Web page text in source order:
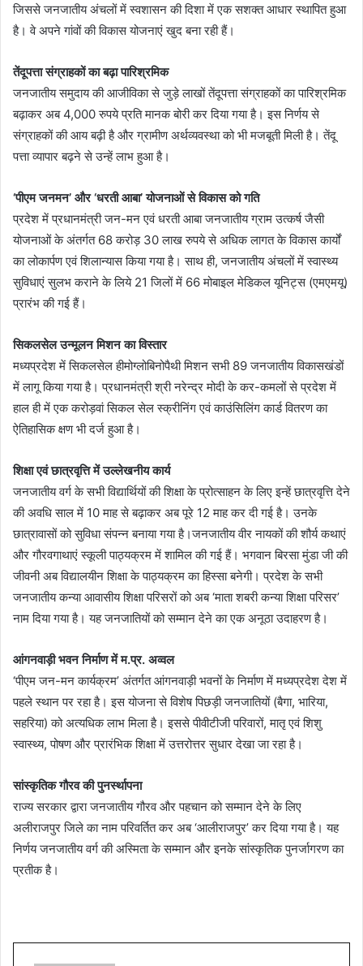
जिससे जनजातीय अंचलों में स्वशासन की दिशा में एक सशक्त आधार स्थापित हुआ
है। वे अपने गांवों की विकास योजनाएं खुद बना रही हैं।
तेंदूपत्ता संग्राहकों का बढ़ा पारिश्रमिक
जनजातीय समुदाय की आजीविका से जुड़े लाखों तेंदूपत्ता संग्राहकों का पारिश्रमिक
बढ़ाकर अब 4,000 रुपये प्रति मानक बोरी कर दिया गया है। इस निर्णय से
संग्राहकों की आय बढ़ी है और ग्रामीण अर्थव्यवस्था को भी मजबूती मिली है। तेंदू
पत्ता व्यापार बढ़ने से उन्हें लाभ हुआ है।
‘पीएम जनमन’ और ‘धरती आबा’ योजनाओं से विकास को गति
प्रदेश में प्रधानमंत्री जन-मन एवं धरती आबा जनजातीय ग्राम उत्कर्ष जैसी
योजनाओं के अंतर्गत 68 करोड़ 30 लाख रुपये से अधिक लागत के विकास कार्यों
का लोकार्पण एवं शिलान्यास किया गया है। साथ ही, जनजातीय अंचलों में स्वास्थ्य
सुविधाएं सुलभ कराने के लिये 21 जिलों में 66 मोबाइल मेडिकल यूनिट्स (एमएमयू)
प्रारंभ की गई हैं।
सिकलसेल उन्मूलन मिशन का विस्तार
मध्यप्रदेश में सिकलसेल हीमोग्लोबिनोपैथी मिशन सभी 89 जनजातीय विकासखंडों
में लागू किया गया है। प्रधानमंत्री श्री नरेन्द्र मोदी के कर-कमलों से प्रदेश में
हाल ही में एक करोड़वां सिकल सेल स्क्रीनिंग एवं काउंसिलिंग कार्ड वितरण का
ऐतिहासिक क्षण भी दर्ज हुआ है।
शिक्षा एवं छात्रवृत्ति में उल्लेखनीय कार्य
जनजातीय वर्ग के सभी विद्यार्थियों की शिक्षा के प्रोत्साहन के लिए इन्हें छात्रवृत्ति देने
की अवधि साल में 10 माह से बढ़ाकर अब पूरे 12 माह कर दी गई है। उनके
छात्रावासों को सुविधा संपन्न बनाया गया है।जनजातीय वीर नायकों की शौर्य कथाएं
और गौरवगाथाएं स्कूली पाठ्यक्रम में शामिल की गई हैं। भगवान बिरसा मुंडा जी की
जीवनी अब विद्यालयीन शिक्षा के पाठ्यक्रम का हिस्सा बनेगी। प्रदेश के सभी
जनजातीय कन्या आवासीय शिक्षा परिसरों को अब ‘माता शबरी कन्या शिक्षा परिसर’
नाम दिया गया है। यह जनजातियों को सम्मान देने का एक अनूठा उदाहरण है।
आंगनवाड़ी भवन निर्माण में म.प्र. अव्वल
‘पीएम जन-मन कार्यक्रम’ अंतर्गत आंगनवाड़ी भवनों के निर्माण में मध्यप्रदेश देश में
पहले स्थान पर रहा है। इस योजना से विशेष पिछड़ी जनजातियों (बैगा, भारिया,
सहरिया) को अत्यधिक लाभ मिला है। इससे पीवीटीजी परिवारों, मातृ एवं शिशु
स्वास्थ्य, पोषण और प्रारंभिक शिक्षा में उत्तरोत्तर सुधार देखा जा रहा है।
सांस्कृतिक गौरव की पुनर्स्थापना
राज्य सरकार द्वारा जनजातीय गौरव और पहचान को सम्मान देने के लिए
अलीराजपुर जिले का नाम परिवर्तित कर अब ‘आलीराजपुर’ कर दिया गया है। यह
निर्णय जनजातीय वर्ग की अस्मिता के सम्मान और इनके सांस्कृतिक पुनर्जागरण का
प्रतीक है।